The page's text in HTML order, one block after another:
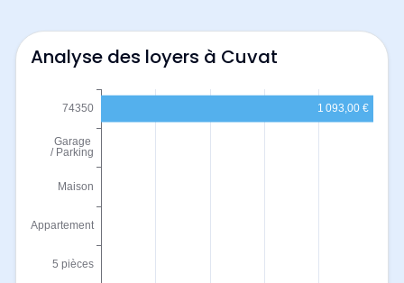
Analyse des loyers à Cuvat